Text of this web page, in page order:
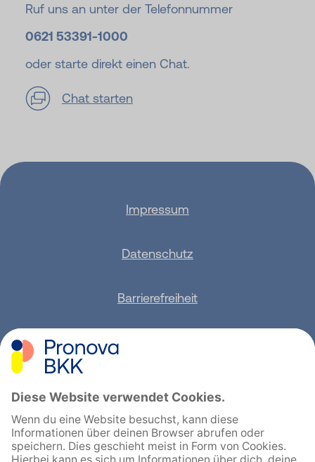
Ruf uns an unter der Telefonnummer
0621 53391-1000
oder starte direkt einen Chat.
Chat starten
Impressum
Datenschutz
Barrierefreiheit
English